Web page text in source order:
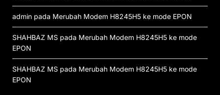
admin pada Merubah Modem H8245H5 ke mode EPON
SHAHBAZ MS pada Merubah Modem H8245H5 ke mode
EPON
SHAHBAZ MS pada Merubah Modem H8245H5 ke mode
EPON